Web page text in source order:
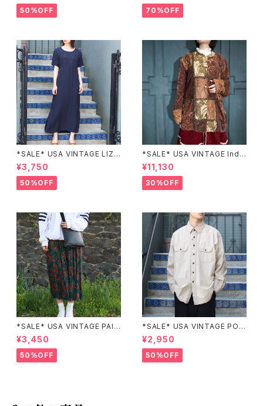
ク柄バンドカラーシャツ
50%OFF
メリカ古着半袖花柄ワンピース
70%OFF
*SALE* USA VINTAGE LIZ c
laiborne EMBROIDERY DES
IGN NAVY ONE PIECE/アメリ
カ古着刺繍デザインネイビーワ
ンピース
¥3,750
50%OFF
*SALE* USA VINTAGE Indi
go moon PATCHWORK EM
BROIDERY DESIGN JACKE
T/アメリカ古着パッチワーク刺
繍ジャケット
¥11,130
30%OFF
*SALE* USA VINTAGE PAIS
LEY PATTERNED DESIGN S
KIRT/アメリカ古着ペイズリー
柄デザインスカート
¥3,450
50%OFF
*SALE* USA VINTAGE POC
KET DESIGN SHIRT/アメリカ
古着ポケットデザインシャツ
¥2,950
50%OFF